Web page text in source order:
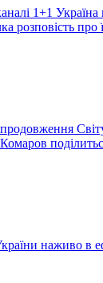
1+1
розповість
наживо в